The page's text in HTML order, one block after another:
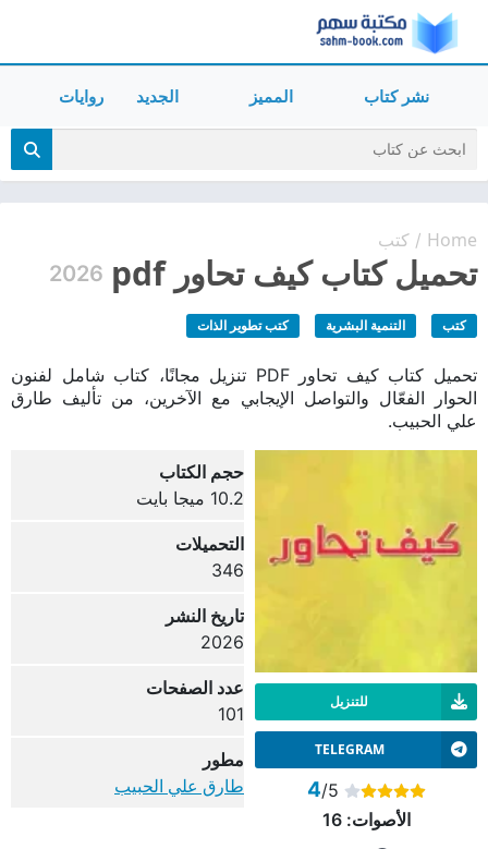
نشر كتاب المميز الجديد روايات
Home
/ كتب
تحميل كتاب كيف تحاور pdf 2026
كتب التنمية البشرية كتب تطوير الذات
تحميل كتاب كيف تحاور PDF تنزيل مجانًا، كتاب شامل لفنون
الحوار الفعّال والتواصل الإيجابي مع الآخرين، من تأليف طارق
علي الحبيب.
للتنزيل
TELEGRAM
4/5
الأصوات:16
حجم الكتاب
10.2 ميجا بايت
التحميلات
346
تاريخ النشر
2026
عدد الصفحات
101
مطور
طارق علي الحبيب